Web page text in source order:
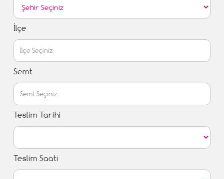
İlçe
Semt
Teslim Tarihi
Teslim Saati